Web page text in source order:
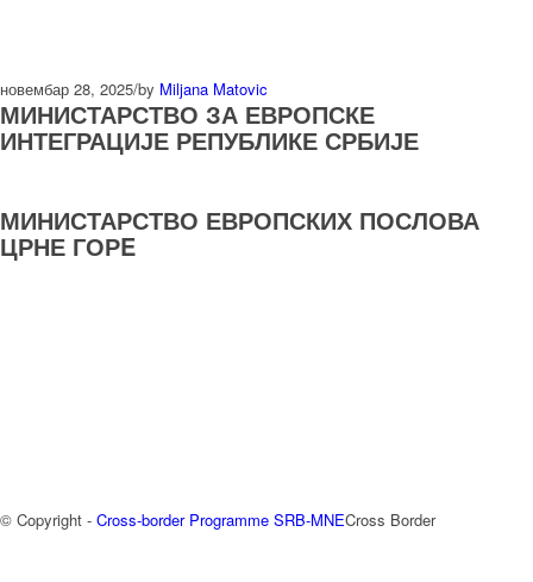
новембар 28, 2025/by Miljana Matovic
МИНИСТАРСТВО ЗА ЕВРОПСКЕ
ИНТЕГРАЦИЈЕ РЕПУБЛИКЕ СРБИЈЕ
МИНИСТАРСТВО ЕВРОПСКИХ ПОСЛОВА
ЦРНЕ ГОРE
© Copyright - Cross-border Programme SRB-MNECross Border